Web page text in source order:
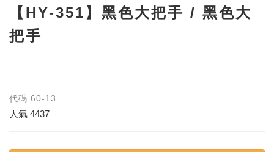
【HY-351】黑色大把手 / 黑色大
把手
代碼 60-13
人氣 4437